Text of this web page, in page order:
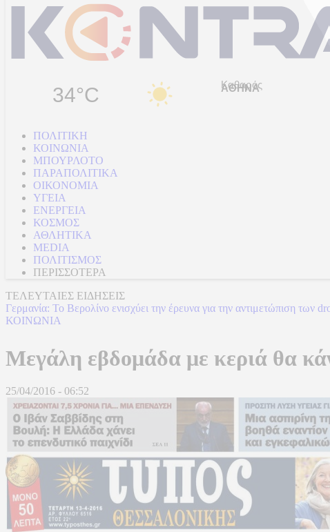
34°C Καθαρός
ΠΟΛΙΤΙΚΗ
ΚΟΙΝΩΝΙΑ
ΜΠΟΥΡΛΟΤΟ
ΠΑΡΑΠΟΛΙΤΙΚΑ
ΟΙΚΟΝΟΜΙΑ
ΥΓΕΙΑ
ΕΝΕΡΓΕΙΑ
ΚΟΣΜΟΣ
ΑΘΛΗΤΙΚΑ
MEDIA
ΠΟΛΙΤΙΣΜΟΣ
ΠΕΡΙΣΣΟΤΕΡΑ
ΤΕΛΕΥΤΑΙΕΣ ΕΙΔΗΣΕΙΣ
Γερμανία: Το Βερολίνο ενισχύει την έρευνα για την αντιμετώπιση των
ΚΟΙΝΩΝΙΑ
Μεγάλη εβδομάδα με κεριά θα
25/04/2016 - 06:52